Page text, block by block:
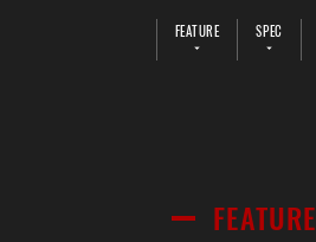
FEATURE SPEC
FEATURE